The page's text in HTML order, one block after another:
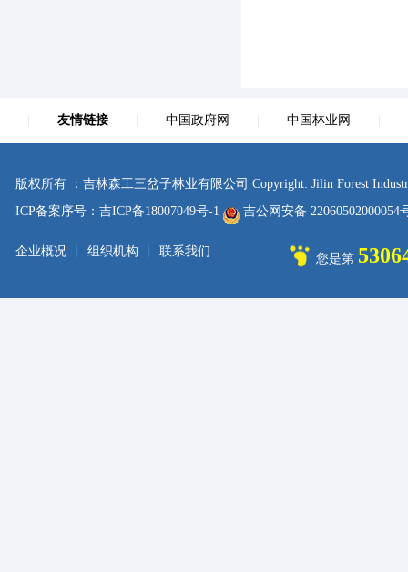
友情链接 中国政府网 中国林业网
版权所有 ：吉林森工三岔子林业有限公司 Copyright: Jilin Forest
ICP备案序号：吉ICP备18007049号-1
吉公网安备 22060502000054
企业概况 组织机构 联系我们
您是第